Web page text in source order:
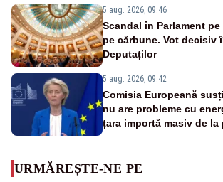
5 aug. 2026, 09:46
Scandal în Parlament
pe cărbune. Vot decisiv
Deputaților
5 aug. 2026, 09:42
Comisia Europeană
nu are probleme cu
țara importă masiv de la
URMĂREȘTE-NE PE